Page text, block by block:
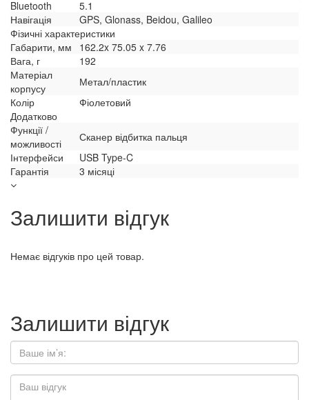
Bluetooth
5.1
Навігація
GPS, Glonass, Beidou, Galileo
Фізичні характеристики
Габарити, мм
162.2x 75.05 x 7.76
Вага, г
192
Матеріал
корпусу
Метал/пластик
Колір
Фіолетовий
Додатково
Функції /
можливості
Сканер відбитка пальця
Інтерфейси
USB Type-C
Гарантія
3 місяці
Залишити відгук
Немає відгуків про цей товар.
Залишити відгук